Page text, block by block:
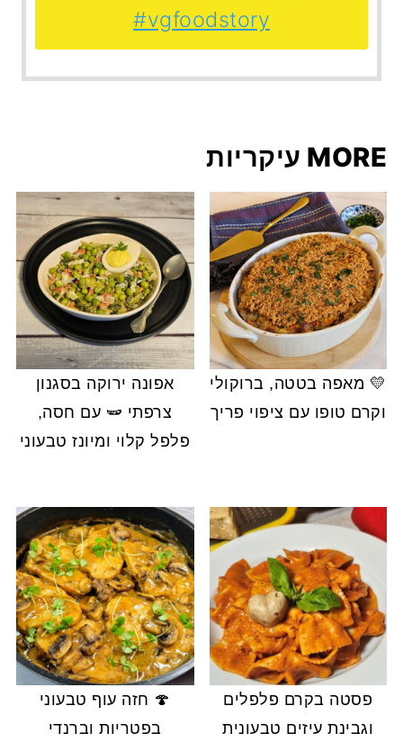
#vgfoodstory
MORE עיקריות
💛 מאפה בטטה, ברוקולי
וקרם טופו עם ציפוי פריך
אפונה ירוקה בסגנון
צרפתי 🫛 עם חסה,
פלפל קלוי ומיונז טבעוני
פסטה בקרם פלפלים
וגבינת עיזים טבעונית
🍄 חזה עוף טבעוני
בפטריות וברנדי